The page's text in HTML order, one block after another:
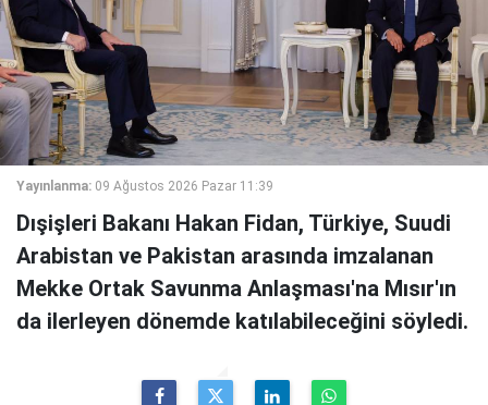
Yayınlanma: 09 Ağustos 2026 Pazar 11:39
Dışişleri Bakanı Hakan Fidan, Türkiye, Suudi
Arabistan ve Pakistan arasında imzalanan
Mekke Ortak Savunma Anlaşması'na Mısır'ın
da ilerleyen dönemde katılabileceğini söyledi.